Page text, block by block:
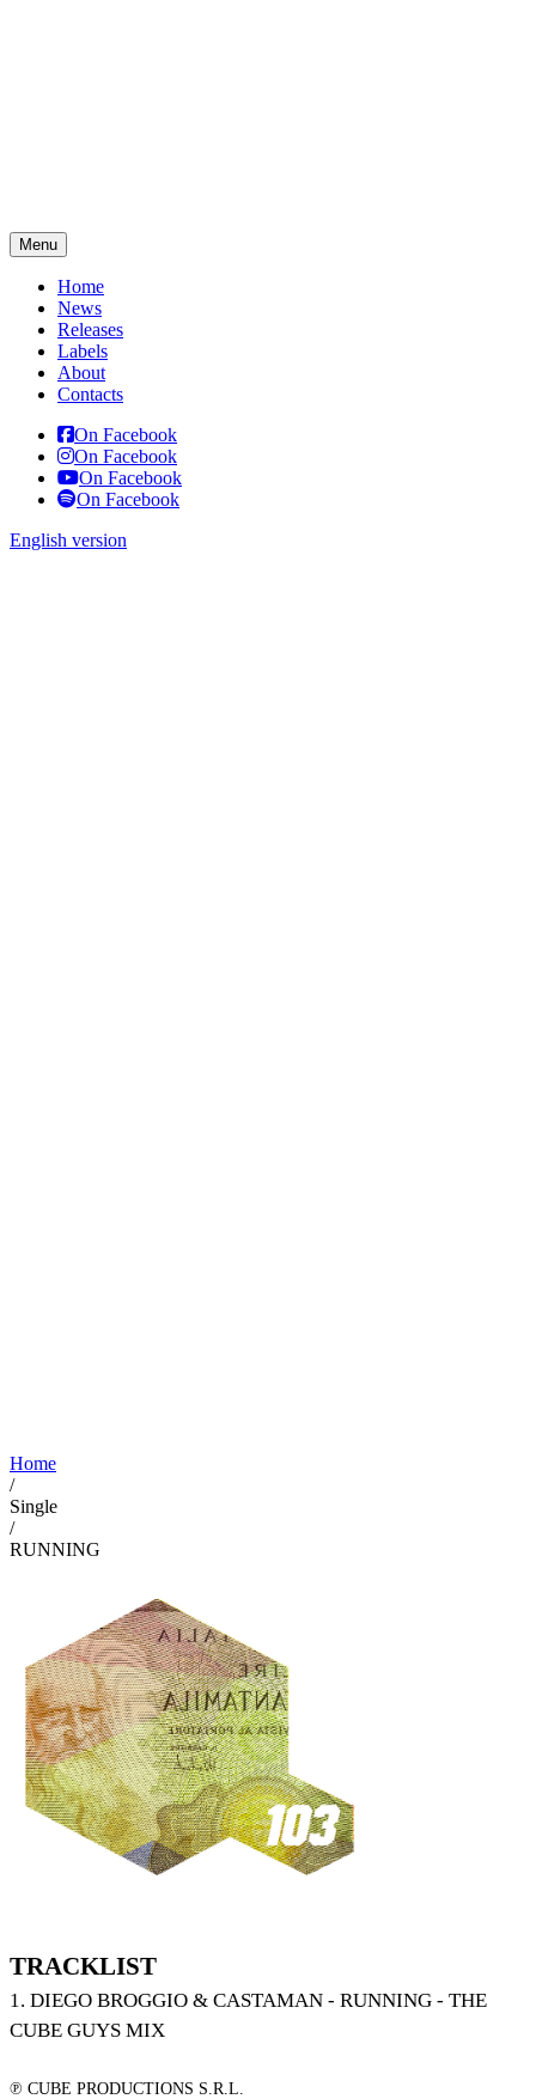
Menu
Home
News
Releases
Labels
About
Contacts
On Facebook
On Facebook
On Facebook
On Facebook
English version
Home
/
Single
/
RUNNING
TRACKLIST
1. DIEGO BROGGIO & CASTAMAN - RUNNING - THE
CUBE GUYS MIX
℗ CUBE PRODUCTIONS S.R.L.